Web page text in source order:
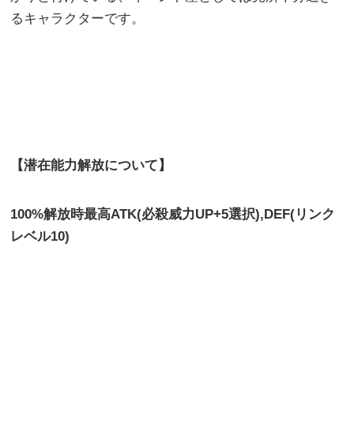
るキャラクターです。
【潜在能力解放について】
100%解放時最高ATK(必殺威力UP+5選択),DEF(リンク
レベル10)